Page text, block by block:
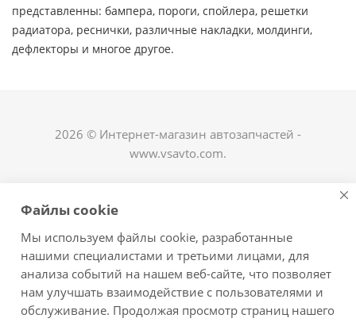
представленны: бампера, пороги, спойлера, решетки
радиатора, реснички, различные накладки, молдинги,
дефлекторы и многое другое. ​
2026 © Интернет-магазин автозапчастей -
www.vsavto.com.
+7 (8482) 622-122 avtovs@yandex.ru
г. Тольятти, ул. Офицерская 14, ГСК "Пламя", 4
этаж, офис 476
Файлы cookie
Мы используем файлы cookie, разработанные
нашими специалистами и третьими лицами, для
анализа событий на нашем веб-сайте, что позволяет
нам улучшать взаимодействие с пользователями и
обслуживание. Продолжая просмотр страниц нашего